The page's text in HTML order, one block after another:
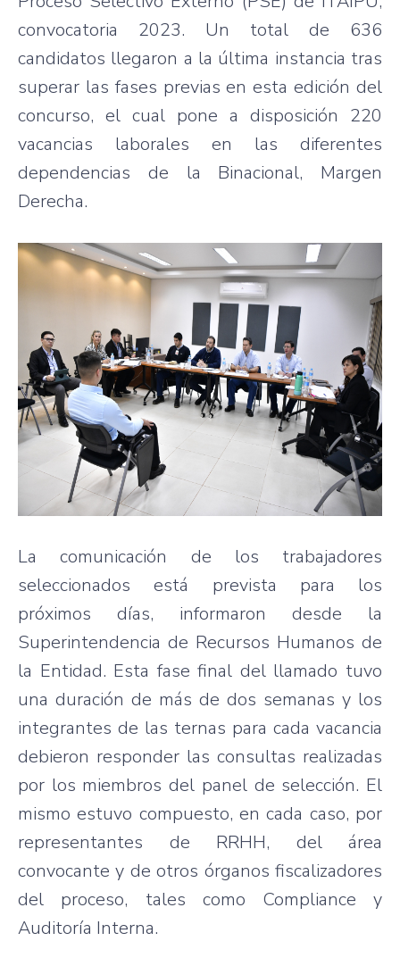
convocatoria 2023. Un total de 636
candidatos llegaron a la última instancia tras
superar las fases previas en esta edición del
concurso, el cual pone a disposición 220
vacancias laborales en las diferentes
dependencias de la Binacional, Margen
Derecha.
La comunicación de los trabajadores
seleccionados está prevista para los
próximos días, informaron desde la
Superintendencia de Recursos Humanos de
la Entidad. Esta fase final del llamado tuvo
una duración de más de dos semanas y los
integrantes de las ternas para cada vacancia
debieron responder las consultas realizadas
por los miembros del panel de selección. El
mismo estuvo compuesto, en cada caso, por
representantes de RRHH, del área
convocante y de otros órganos fiscalizadores
del proceso, tales como Compliance y
Auditoría Interna.